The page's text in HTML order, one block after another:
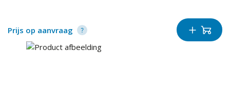
Prijs op aanvraag